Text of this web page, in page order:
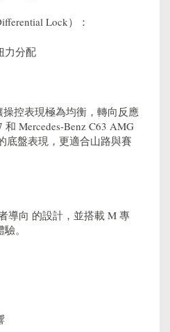
Lock）：
力分配
控表現極為均衡，轉向反應
Mercedes-Benz C63 AMG
底盤表現，更適合山路與賽
導向 的設計，並搭載 M 專
。